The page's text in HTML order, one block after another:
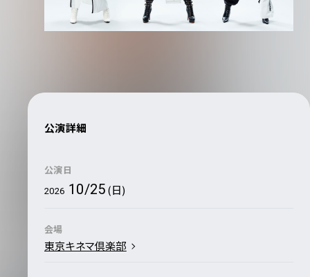
公演詳細
公演日
2026 10/25(日)
会場
東京キネマ倶楽部